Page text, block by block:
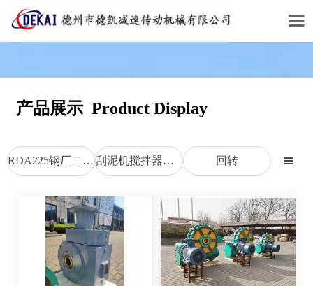

产品展示 Product Display
RDA225钢厂二次包络减速机 刮泥机搅拌器M型减速机 回转 